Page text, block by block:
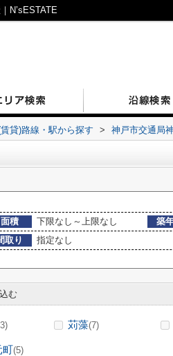
N’sESTATE
貸)路線・駅から探す > 神戸市交通局
面積 下限なし～上限なし 築
取り
指定なし
む
苅藻(7)
町(5)